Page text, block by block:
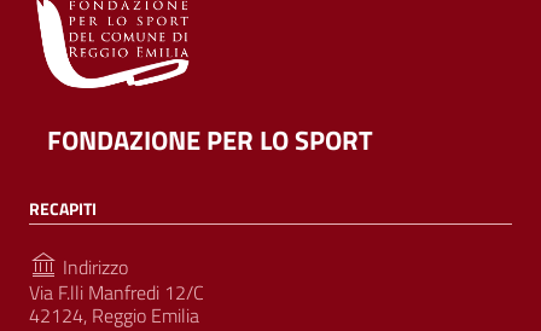
FONDAZIONE PER LO SPORT
RECAPITI
Indirizzo
Via F.lli Manfredi 12/C
42124, Reggio Emilia